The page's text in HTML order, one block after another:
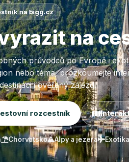
na bigg.cz
na
průvodců po Evropě i
nebo téma, prozkoumejte
i ověřený zájezd.
rozcestník
Chorvatsko Alpy a jezera